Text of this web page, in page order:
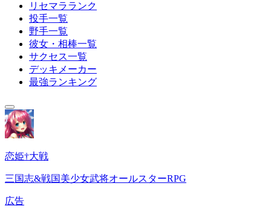
リセマラランク
投手一覧
野手一覧
彼女・相棒一覧
サクセス一覧
デッキメーカー
最強ランキング
恋姫†大戦
三国志&戦国美少女武将オールスターRPG
広告